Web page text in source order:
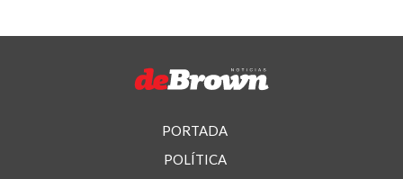
PORTADA
POLÍTICA